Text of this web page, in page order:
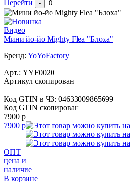
Перейти
-
Видео
Мини йо-йо Mighty Flea "Блоха"
Бренд: YoYoFactory
Арт.: YYF0020
Артикул скопирован
Код GTIN в ЧЗ: 04633009865699
Код GTIN скопирован
7900 р
7900 р
ОПТ
цена и
наличие
В корзине